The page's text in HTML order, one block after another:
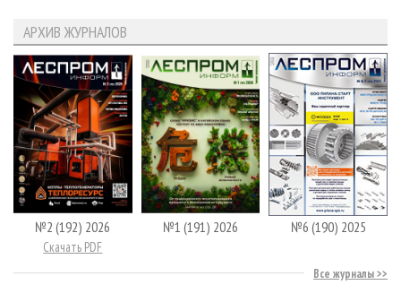
АРХИВ ЖУРНАЛОВ
№2 (192) 2026
Скачать PDF
№1 (191) 2026 №6 (190) 2025
Все журналы